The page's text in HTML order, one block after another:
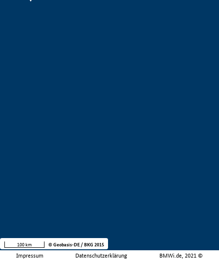
Impressum Datenschutzerklärung BMWi.de, 2021 ©
100 km © Geobasis-DE / BKG 2015